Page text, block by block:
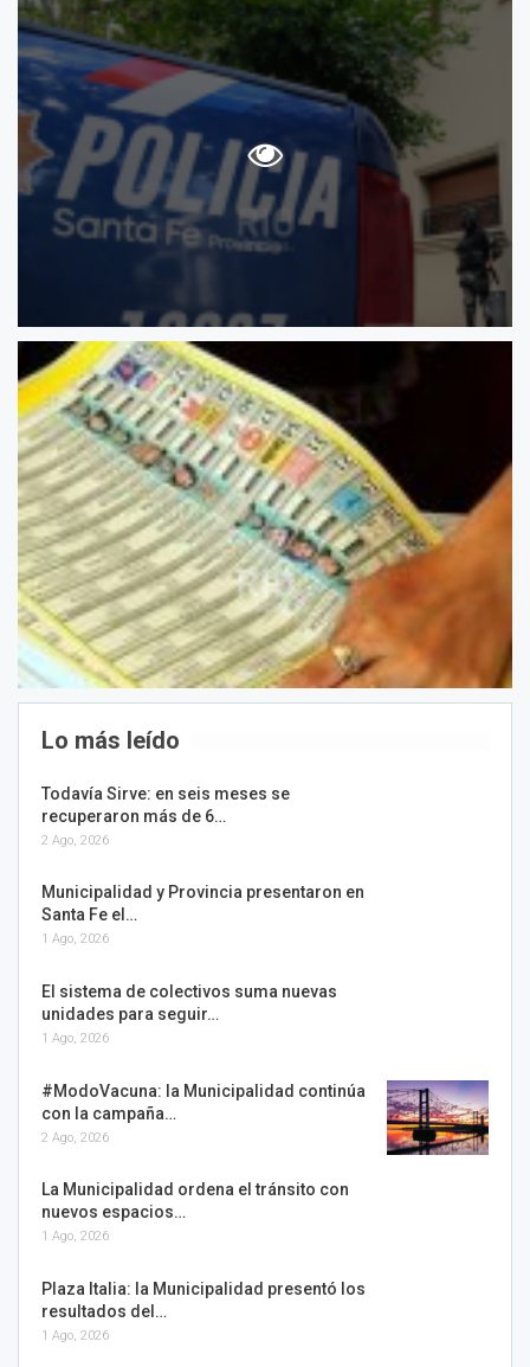
Lo más leído
Todavía Sirve: en seis meses se
recuperaron más de 6…
2 Ago, 2026
Municipalidad y Provincia presentaron en
Santa Fe el…
1 Ago, 2026
El sistema de colectivos suma nuevas
unidades para seguir…
1 Ago, 2026
#ModoVacuna: la Municipalidad continúa
con la campaña…
2 Ago, 2026
La Municipalidad ordena el tránsito con
nuevos espacios…
1 Ago, 2026
Plaza Italia: la Municipalidad presentó los
resultados del…
1 Ago, 2026